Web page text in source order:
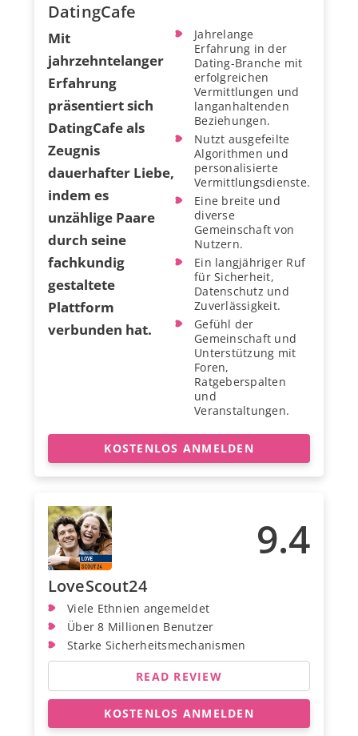
DatingCafe
Mit
jahrzehntelanger
Erfahrung
präsentiert sich
DatingCafe als
Zeugnis
dauerhafter Liebe,
indem es
unzählige Paare
durch seine
fachkundig
gestaltete
Plattform
verbunden hat.
Jahrelange
Erfahrung in der
Dating-Branche mit
erfolgreichen
Vermittlungen und
langanhaltenden
Beziehungen.
Nutzt ausgefeilte
Algorithmen und
personalisierte
Vermittlungsdienste.
Eine breite und
diverse
Gemeinschaft von
Nutzern.
Ein langjähriger Ruf
für Sicherheit,
Datenschutz und
Zuverlässigkeit.
Gefühl der
Gemeinschaft und
Unterstützung mit
Foren,
Ratgeberspalten
und
Veranstaltungen.
KOSTENLOS ANMELDEN
9.4
LoveScout24
Viele Ethnien angemeldet
Über 8 Millionen Benutzer
Starke Sicherheitsmechanismen
READ REVIEW
KOSTENLOS ANMELDEN